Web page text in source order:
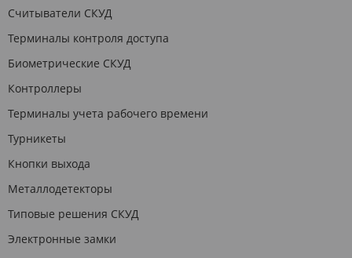
Считыватели СКУД
Терминалы контроля доступа
Биометрические СКУД
Контроллеры
Терминалы учета рабочего времени
Турникеты
Кнопки выхода
Металлодетекторы
Типовые решения СКУД
Электронные замки